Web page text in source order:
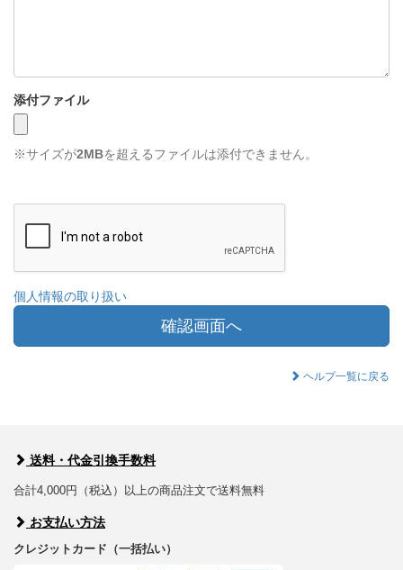
添付ファイル
※サイズが2MBを超えるファイルは添付できません。
個人情報の取り扱い
確認画面へ
ヘルプ一覧に戻る
送料・代金引換手数料
合計4,000円（税込）以上の商品注文で送料無料
お支払い方法
クレジットカード（一括払い）